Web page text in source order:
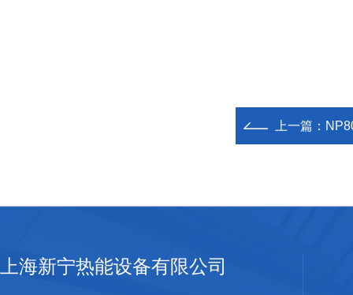
上一篇：
上海新宁热能设备有限公司